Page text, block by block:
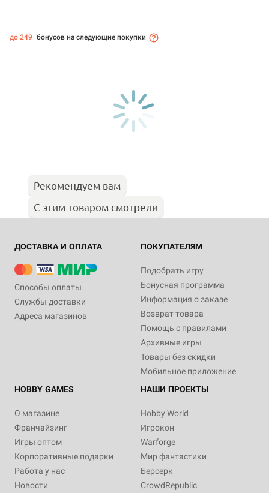
до 249 бонусов на следующие покупки
Рекомендуем вам
С этим товаром смотрели
ДОСТАВКА И ОПЛАТА
Способы оплаты
Службы доставки
Адреса магазинов
ПОКУПАТЕЛЯМ
Подобрать игру
Бонусная программа
Информация о заказе
Возврат товара
Помощь с правилами
Архивные игры
Товары без скидки
Мобильное приложение
HOBBY GAMES
О магазине
Франчайзинг
Игры оптом
Корпоративные подарки
Работа у нас
Новости
НАШИ ПРОЕКТЫ
Hobby World
Игрокон
Warforge
Мир фантастики
Берсерк
CrowdRepublic